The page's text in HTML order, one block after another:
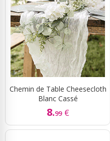
Chemin de Table Cheesecloth
Blanc Cassé
8.99 €